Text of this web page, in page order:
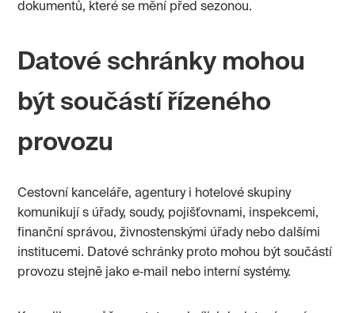
dokumentů, které se mění před sezonou.
Datové schránky mohou
být součástí řízeného
provozu
Cestovní kanceláře, agentury i hotelové skupiny
komunikují s úřady, soudy, pojišťovnami, inspekcemi,
finanční správou, živnostenskými úřady nebo dalšími
institucemi. Datové schránky proto mohou být součástí
provozu stejně jako e‑mail nebo interní systémy.